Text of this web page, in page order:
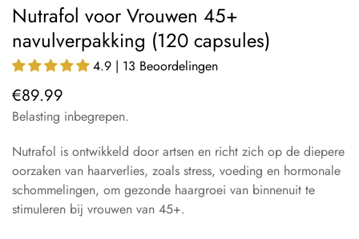
Nutrafol voor Vrouwen 45+
navulverpakking (120 capsules)
4.9 | 13 Beoordelingen
Normale
prijs
€89.99
Belasting inbegrepen.
Nutrafol is ontwikkeld door artsen en richt zich op de diepere
oorzaken van haarverlies, zoals stress, voeding en hormonale
schommelingen, om gezonde haargroei van binnenuit te
stimuleren bij vrouwen van 45+.